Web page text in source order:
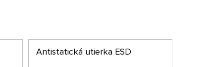
Antistatická utierka ESD